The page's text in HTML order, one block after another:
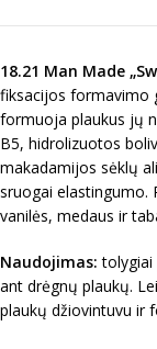
18.21 Man Made
fiksacijos formavimo
formuoja plaukus jų
B5, hidrolizuotos
makadamijos sėklų
sruogai elastingumo.
vanilės, medaus ir
Naudojimas: tolygiai
ant drėgnų plaukų.
plaukų džiovintuvu ir